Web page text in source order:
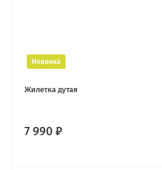
Новинка
Жилетка дутая
7 990 ₽